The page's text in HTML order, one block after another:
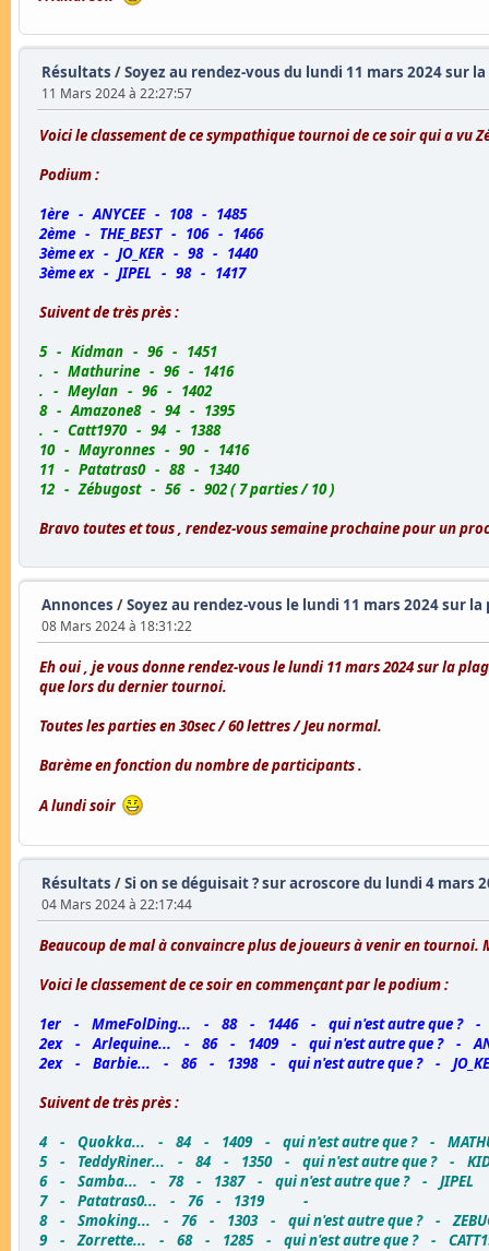
Résultats /Soyez au rendez-vous du lundi 11 mars 2024 sur
11 Mars 2024 à 22:27:57
Voici le classement de ce sympathique tournoi de ce soir qui a vu
Podium :
1ère - ANYCEE - 108 - 1485
2ème - THE_BEST - 106 - 1466
3ème ex - JO_KER - 98 - 1440
3ème ex - JIPEL - 98 - 1417
Suivent de très près :
5 - Kidman - 96 - 1451
. - Mathurine - 96 - 1416
. - Meylan - 96 - 1402
8 - Amazone8 - 94 - 1395
. - Catt1970 - 94 - 1388
10 - Mayronnes - 90 - 1416
11 - Patatras0 - 88 - 1340
12 - Zébugost - 56 - 902 ( 7 parties / 10 )
Bravo toutes et tous , rendez-vous semaine prochaine pour un
Annonces /Soyez au rendez-vous le lundi 11 mars 2024 sur
08 Mars 2024 à 18:31:22
Eh oui , je vous donne rendez-vous le lundi 11 mars 2024 sur la
que lors du dernier tournoi.
Toutes les parties en 30sec / 60 lettres / Jeu normal.
Barème en fonction du nombre de participants .
A lundi soir
Résultats /Si on se déguisait ? sur acroscore du lundi 4 mars
04 Mars 2024 à 22:17:44
Beaucoup de mal à convaincre plus de joueurs à venir en
Voici le classement de ce soir en commençant par le podium :
1er - MmeFolDing... - 88 - 1446 - qui n'est autre que ? -
2ex - Arlequine... - 86 - 1409 - qui n'est autre que ? -
2ex - Barbie... - 86 - 1398 - qui n'est autre que ? -
Suivent de très près :
4 - Quokka... - 84 - 1409 - qui n'est autre que ? -
5 - TeddyRiner... - 84 - 1350 - qui n'est autre que ? -
6 - Samba... - 78 - 1387 - qui n'est autre que ? - JIPEL
7 - Patatras0... - 76 - 1319 -
8 - Smoking... - 76 - 1303 - qui n'est autre que ? -
9 - Zorrette... - 68 - 1285 - qui n'est autre que ? -